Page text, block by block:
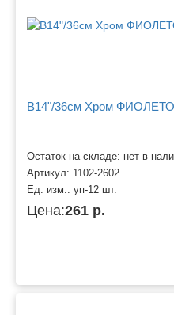
B14"/36см Хром
Остаток на складе: нет в
Артикул: 1102-2602
Ед. изм.: уп-12 шт.
Цена:261 р.